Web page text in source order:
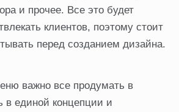
и прочее. Все это будет
клиентов, поэтому стоит
перед созданием дизайна.
важно все продумать в
в единой концепции и